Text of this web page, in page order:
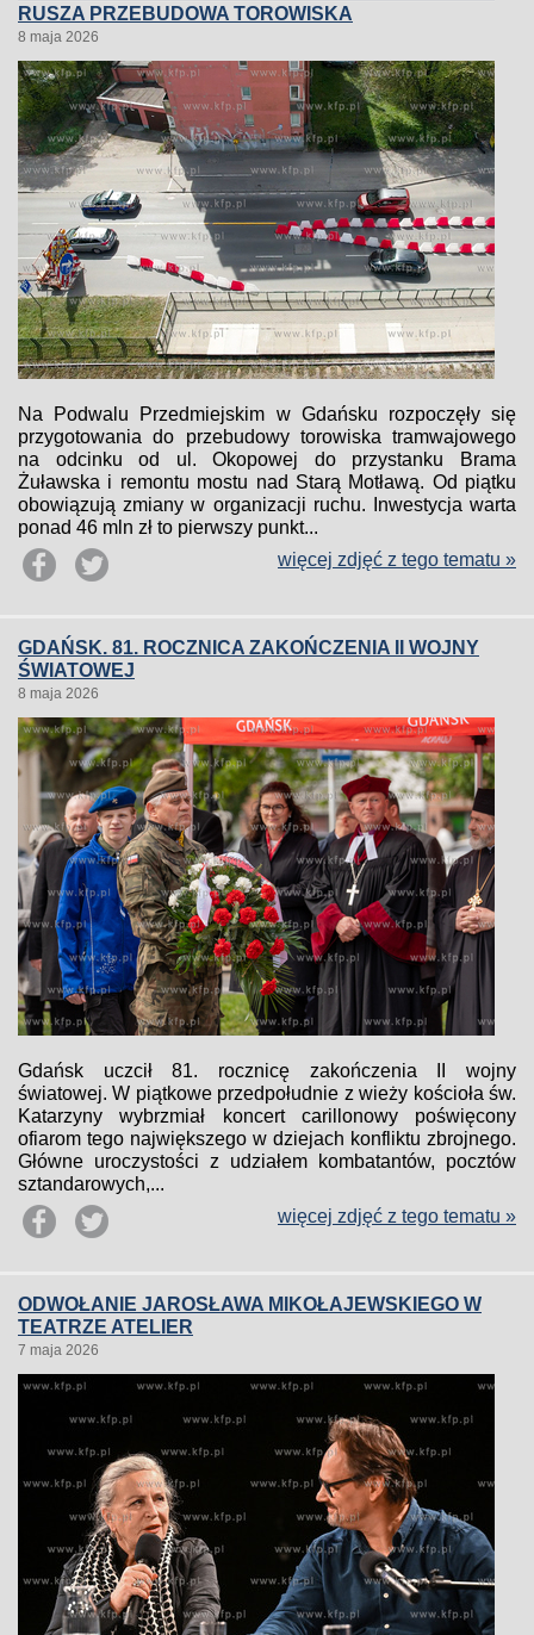
RUSZA PRZEBUDOWA TOROWISKA
8 maja 2026
Na Podwalu Przedmiejskim w Gdańsku rozpoczęły się
przygotowania do przebudowy torowiska tramwajowego
na odcinku od ul. Okopowej do przystanku Brama
Żuławska i remontu mostu nad Starą Motławą. Od piątku
obowiązują zmiany w organizacji ruchu. Inwestycja warta
ponad 46 mln zł to pierwszy punkt...
więcej zdjęć z tego tematu »
GDAŃSK. 81. ROCZNICA ZAKOŃCZENIA II WOJNY
ŚWIATOWEJ
8 maja 2026
Gdańsk uczcił 81. rocznicę zakończenia II wojny
światowej. W piątkowe przedpołudnie z wieży kościoła św.
Katarzyny wybrzmiał koncert carillonowy poświęcony
ofiarom tego największego w dziejach konfliktu zbrojnego.
Główne uroczystości z udziałem kombatantów, pocztów
sztandarowych,...
więcej zdjęć z tego tematu »
ODWOŁANIE JAROSŁAWA MIKOŁAJEWSKIEGO W
TEATRZE ATELIER
7 maja 2026